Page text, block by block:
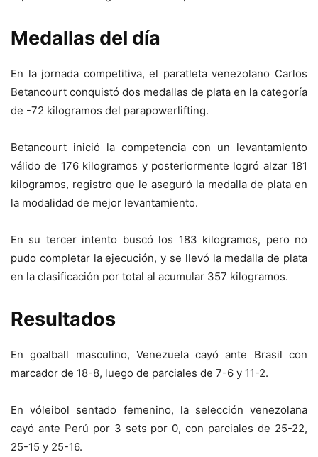
Medallas del día
En la jornada competitiva, el paratleta venezolano Carlos
Betancourt conquistó dos medallas de plata en la categoría
de -72 kilogramos del parapowerlifting.
Betancourt inició la competencia con un levantamiento
válido de 176 kilogramos y posteriormente logró alzar 181
kilogramos, registro que le aseguró la medalla de plata en
la modalidad de mejor levantamiento.
En su tercer intento buscó los 183 kilogramos, pero no
pudo completar la ejecución, y se llevó la medalla de plata
en la clasificación por total al acumular 357 kilogramos.
Resultados
En goalball masculino, Venezuela cayó ante Brasil con
marcador de 18-8, luego de parciales de 7-6 y 11-2.
En vóleibol sentado femenino, la selección venezolana
cayó ante Perú por 3 sets por 0, con parciales de 25-22,
25-15 y 25-16.